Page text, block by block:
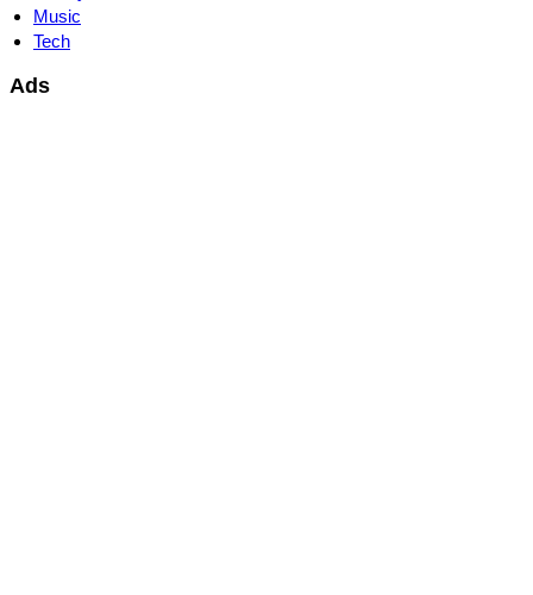
Music
Tech
Ads